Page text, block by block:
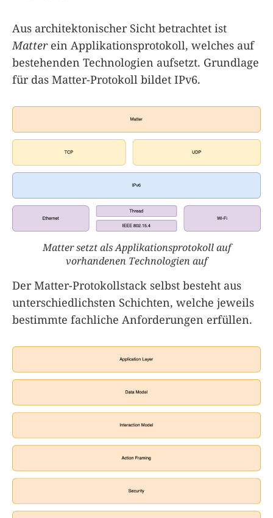
Aus architektonischer Sicht betrachtet ist
Matterein Applikationsprotokoll, welches auf
bestehenden Technologien aufsetzt. Grundlage
für das Matter-Protokoll bildet IPv6.
Matter setzt als Applikationsprotokoll auf
vorhandenen Technologien auf
Der Matter-Protokollstack selbst besteht aus
unterschiedlichsten Schichten, welche jeweils
bestimmte fachliche Anforderungen erfüllen.